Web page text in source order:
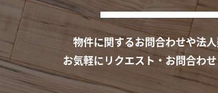
物件に関するお問合わせや法人
お気軽にリクエスト・お問合わせ